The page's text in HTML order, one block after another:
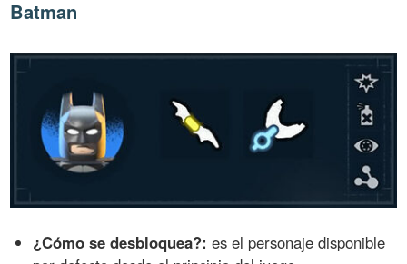
Batman
¿Cómo se desbloquea?: es el personaje disponible